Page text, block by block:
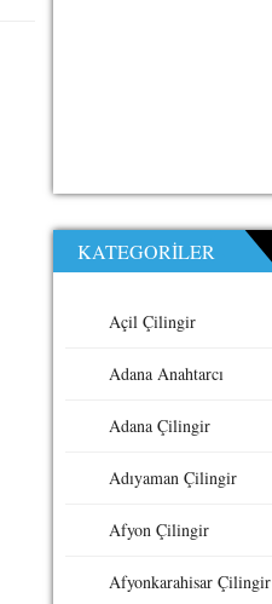
KATEGORILER
Açil Çilingir
Adana Anahtarcı
Adana Çilingir
Adıyaman Çilingir
Afyon Çilingir
Afyonkarahisar Çilingir